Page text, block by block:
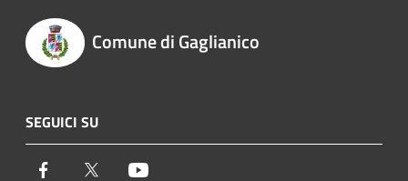
Comune di Gaglianico
SEGUICI SU
Facebook Twitter